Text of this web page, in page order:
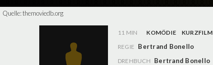
Quelle:themoviedb.org
11 MIN KOMÖDIE KURZFILM
REGIE Bertrand Bonello
DREHBUCH Bertrand Bonello